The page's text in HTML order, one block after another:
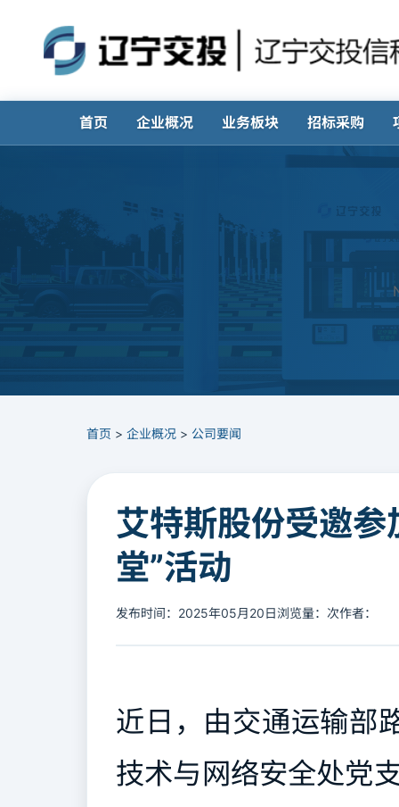
首页 企业概况 业务板块 招标采购
首页 > 企业概况 > 公司要闻
艾特斯股份受邀
堂”活动
发布时间：2025年05月20日浏览量： 次作者：
近日，由交通运输部
技术与网络安全处党